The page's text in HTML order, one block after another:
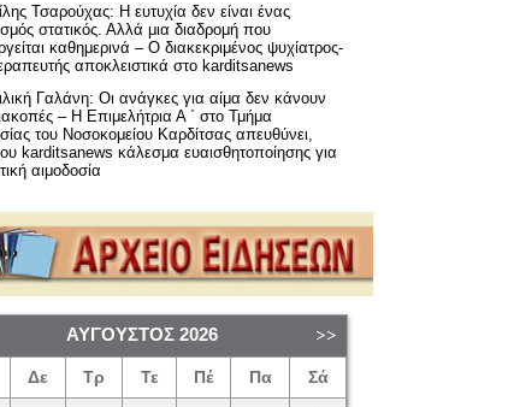
Τσαρούχας: Η ευτυχία δεν είναι ένας
στατικός. Αλλά μια διαδρομή που
καθημερινά – Ο διακεκριμένος ψυχίατρος-
αποκλειστικά στο karditsanews
Γαλάνη: Οι ανάγκες για αίμα δεν κάνουν
– Η Επιμελήτρια Α ΄ στο Τμήμα
του Νοσοκομείου Καρδίτσας απευθύνει,
karditsanews κάλεσμα ευαισθητοποίησης για
αιμοδοσία
ΑΎΓΟΥΣΤΟΣ 2026
Δε Τρ Τε Πέ Πα Σά